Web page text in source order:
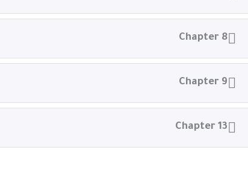
Chapter 8
Chapter 9
Chapter 13